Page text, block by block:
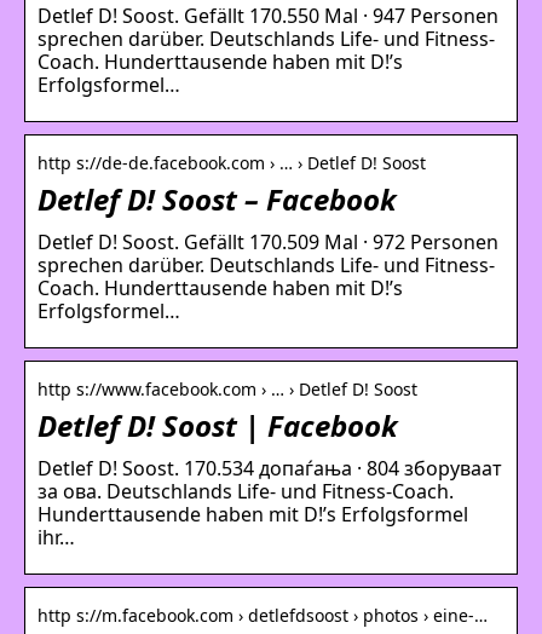
Detlef D! Soost. Gefällt 170.550 Mal · 947 Personen
sprechen darüber. Deutschlands Life- und Fitness-
Coach. Hunderttausende haben mit D!’s
Erfolgsformel…
http s://de-de.facebook.com › … › Detlef D! Soost
Detlef D! Soost – Facebook
Detlef D! Soost. Gefällt 170.509 Mal · 972 Personen
sprechen darüber. Deutschlands Life- und Fitness-
Coach. Hunderttausende haben mit D!’s
Erfolgsformel…
http s://www.facebook.com › … › Detlef D! Soost
Detlef D! Soost | Facebook
Detlef D! Soost. 170.534 допаѓања · 804 зборуваат
за ова. Deutschlands Life- und Fitness-Coach.
Hunderttausende haben mit D!’s Erfolgsformel
ihr…
http s://m.facebook.com › detlefdsoost › photos › eine-…